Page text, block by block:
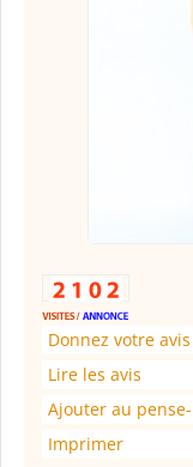
Donnez votre avis
Lire les avis
Ajouter au
Imprimer